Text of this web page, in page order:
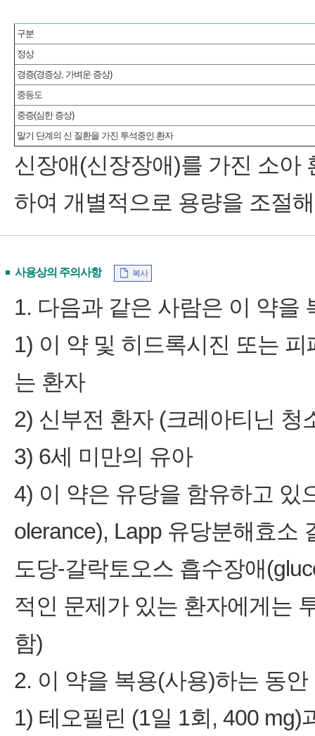
구분
정상
경증(경증상, 가벼운 증상)
중등도
중증(심한 증상)
말기 단계의 신 질환을 가진 투석중인 환자
신장애(신장장애)를 가진 소아
하여 개별적으로 용량을 조절
사용상의 주의사항 복사
1. 다음과 같은 사람은 이 약을
1) 이 약 및 히드록시진 또는
는 환자
2) 신부전 환자 (크레아티닌 청
3) 6세 미만의 유아
4) 이 약은 유당을 함유하고 있
olerance), Lapp 유당분해효소
도당-갈락토오스 흡수장애
적인 문제가 있는 환자에게는
함)
2. 이 약을 복용(사용)하는 동
1) 테오필린 (1일 1회, 400